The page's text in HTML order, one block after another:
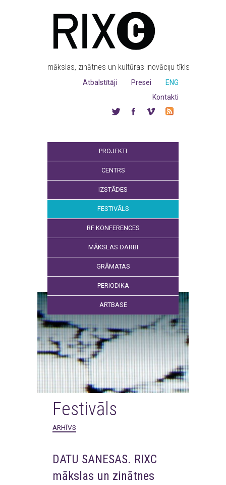
mākslas, zinātnes un kultūras inovāciju tīkls
ENG
Presei
Atbalstītāji
Kontakti
PROJEKTI
CENTRS
IZSTĀDES
FESTIVĀLS
RF KONFERENCES
MĀKSLAS DARBI
GRĀMATAS
PERIODIKA
ARTBASE
Festivāls
ARHĪVS
DATU SANESAS. RIXC
mākslas un zinātnes